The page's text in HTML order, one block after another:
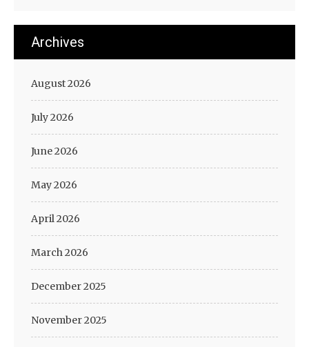
Archives
August 2026
July 2026
June 2026
May 2026
April 2026
March 2026
December 2025
November 2025